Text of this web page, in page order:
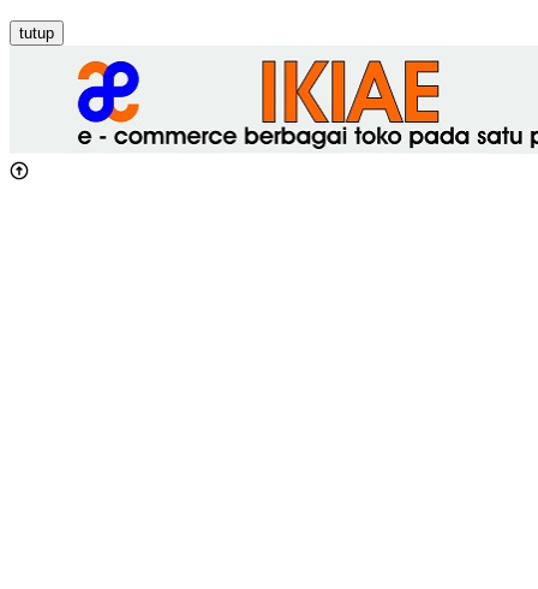
tutup